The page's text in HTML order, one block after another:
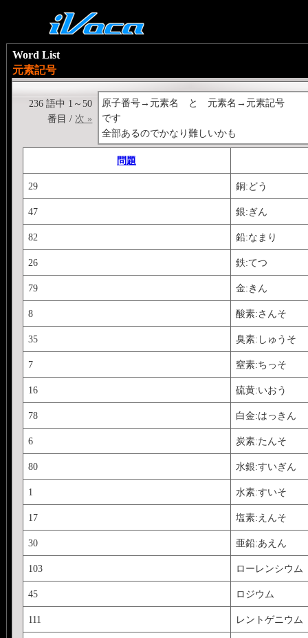
Word List
元素記号
原子番号→元素名 と 元素名→元素記号
です
全部あるのでかなり難しいかも
236 語中 1～50
番目 / 次 »
問題
29 銅:どう
47 銀:ぎん
82 鉛:なまり
26 鉄:てつ
79 金:きん
8 酸素:さんそ
35 臭素:しゅうそ
7 窒素:ちっそ
16 硫黄:いおう
78 白金:はっきん
6 炭素:たんそ
80 水銀:すいぎん
1 水素:すいそ
17 塩素:えんそ
30 亜鉛:あえん
103 ローレンシウム
45 ロジウム
111 レントゲニウム